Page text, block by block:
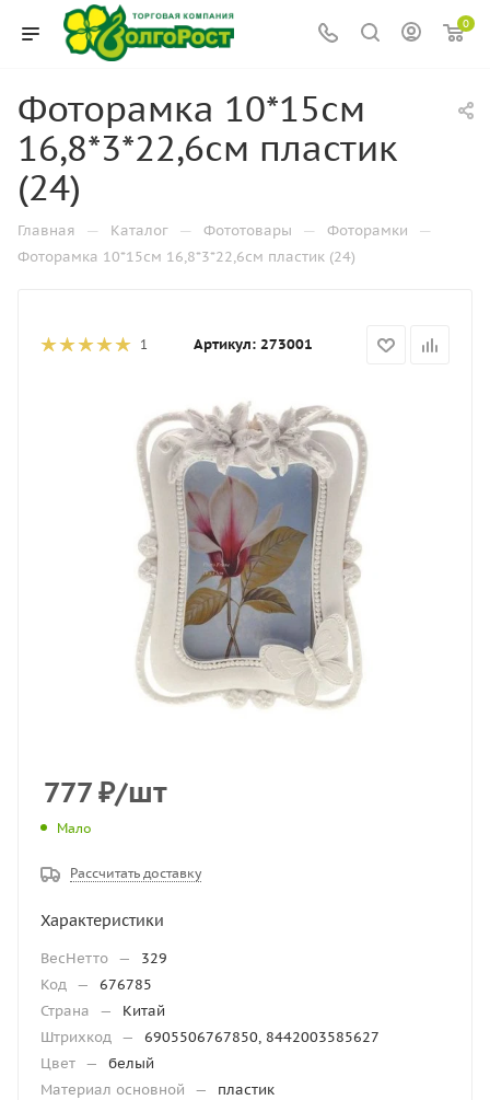
0
Фоторамка 10*15см
16,8*3*22,6см пластик
(24)
Главная — Каталог — Фототовары — Фоторамки —
Фоторамка 10*15см 16,8*3*22,6см пластик (24)
1 Артикул: 273001
777₽/шт
Мало
Рассчитать доставку
Характеристики
ВесНетто —
329
Код —
676785
Страна
—
Китай
Штрихкод —
6905506767850, 8442003585627
Цвет —
белый
Материал основной
— пластик